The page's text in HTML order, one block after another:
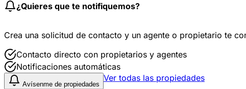
¿Quieres que te notifiquemos?
Crea una solicitud de contacto y un agente o propietario te
Contacto directo con propietarios y agentes
Notificaciones automáticas
Avísenme de propiedades
Ver todas las propiedades